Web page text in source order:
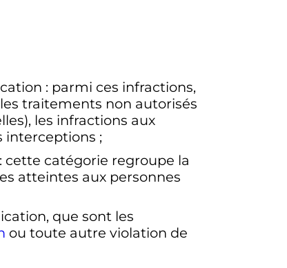
: parmi ces infractions,
traitements non autorisés
les infractions aux
interceptions ;
: cette catégorie regroupe la
atteintes aux personnes
que sont les
ou toute autre violation de